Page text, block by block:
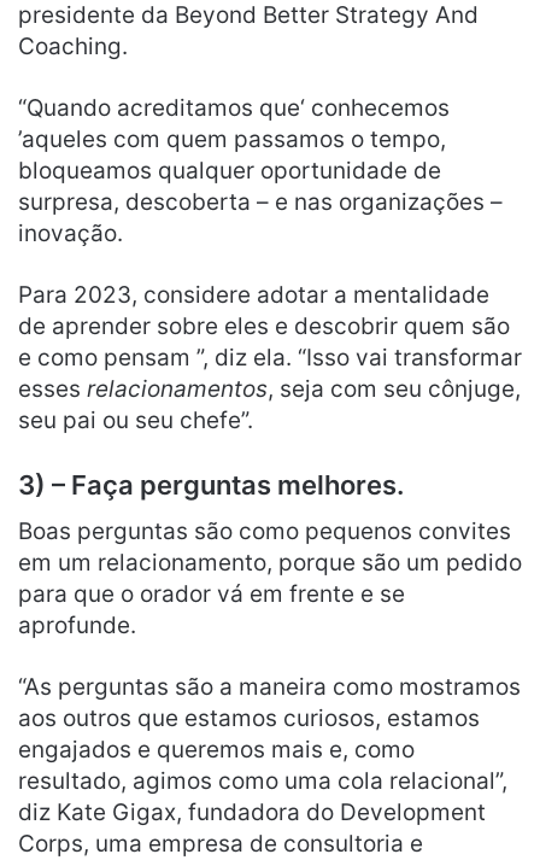
presidente da Beyond Better Strategy And
Coaching.
“Quando acreditamos que‘ conhecemos
’aqueles com quem passamos o tempo,
bloqueamos qualquer oportunidade de
surpresa, descoberta – e nas organizações –
inovação.
Para 2023, considere adotar a mentalidade
de aprender sobre eles e descobrir quem são
e como pensam ”, diz ela. “Isso vai transformar
esses relacionamentos, seja com seu cônjuge,
seu pai ou seu chefe”.
3) – Faça perguntas melhores.
Boas perguntas são como pequenos convites
em um relacionamento, porque são um pedido
para que o orador vá em frente e se
aprofunde.
“As perguntas são a maneira como mostramos
aos outros que estamos curiosos, estamos
engajados e queremos mais e, como
resultado, agimos como uma cola relacional”,
diz Kate Gigax, fundadora do Development
Corps, uma empresa de consultoria e